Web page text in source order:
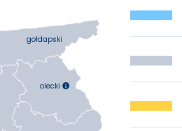
olecki 
gołdapski